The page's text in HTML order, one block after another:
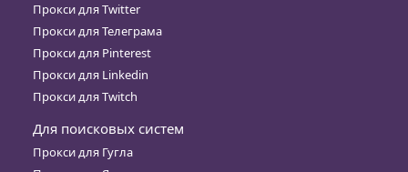
Прокси для Twitter
Прокси для Телеграма
Прокси для Pinterest
Прокси для Linkedin
Прокси для Twitch
Для поисковых систем
Прокси для Гугла